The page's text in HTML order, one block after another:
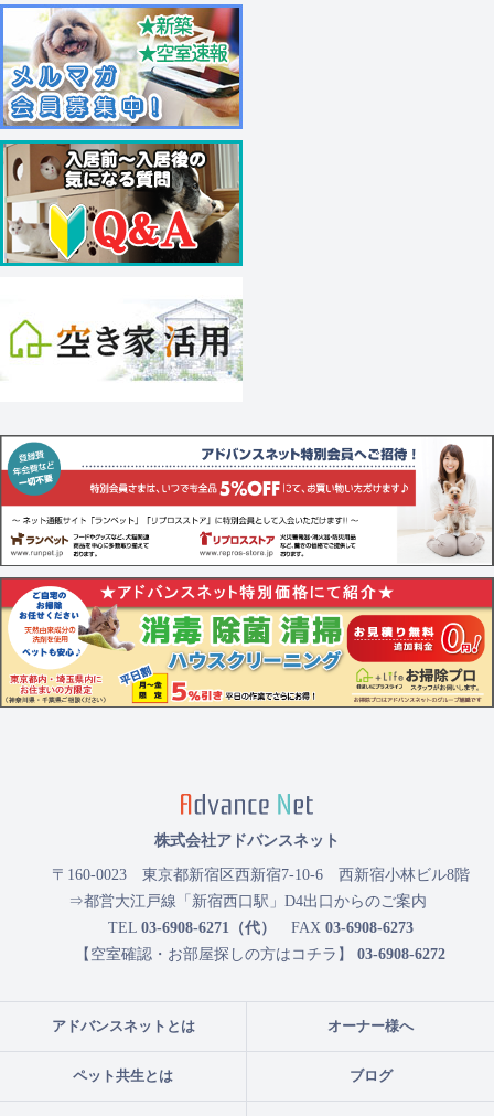
アドバンスネットとは オーナー様へ
ペット共生とは ブログ
株式会社アドバンスネット
〒160-0023 東京都新宿区西新宿7-10-6 西新宿小林ビル8階
⇒都営大江戸線「新宿西口駅」D4出口からのご案内
TEL 03-6908-6271（代） FAX 03-6908-6273
【空室確認・お部屋探しの方はコチラ】 03-6908-6272